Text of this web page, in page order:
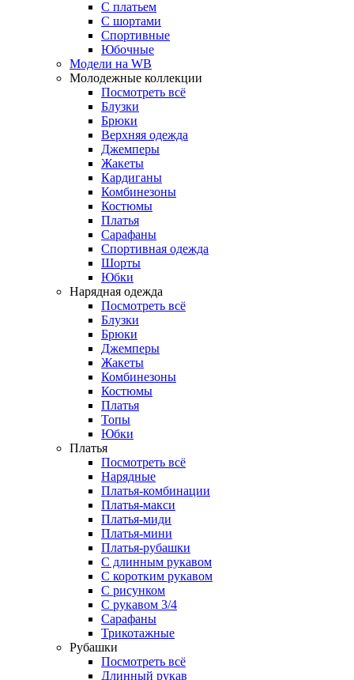
С платьем
С шортами
Спортивные
Юбочные
Модели на WB
Молодежные коллекции
Посмотреть всё
Блузки
Брюки
Верхняя одежда
Джемперы
Жакеты
Кардиганы
Комбинезоны
Костюмы
Платья
Сарафаны
Спортивная одежда
Шорты
Юбки
Нарядная одежда
Посмотреть всё
Блузки
Брюки
Джемперы
Жакеты
Комбинезоны
Костюмы
Платья
Топы
Юбки
Платья
Посмотреть всё
Нарядные
Платья-комбинации
Платья-макси
Платья-миди
Платья-мини
Платья-рубашки
С длинным рукавом
С коротким рукавом
С рисунком
С рукавом 3/4
Сарафаны
Трикотажные
Рубашки
Посмотреть всё
Длинный рукав